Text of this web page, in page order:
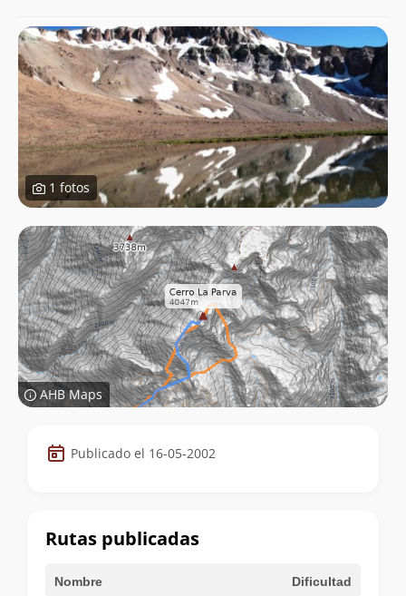
1 fotos
AHB Maps
Datos
de
cumbre
Publicado el 16-05-2002
Rutas publicadas
Nombre Dificultad